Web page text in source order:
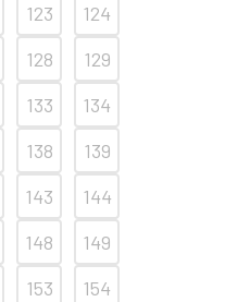
123
124
128
129
133
134
138
139
143
144
148
149
153
154